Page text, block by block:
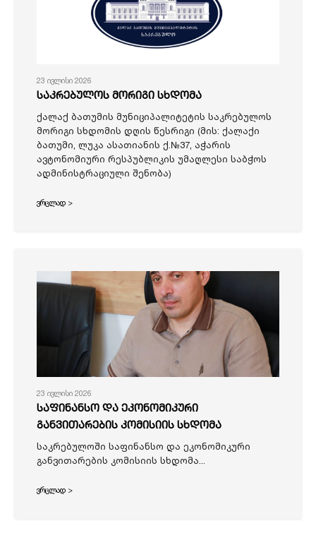
23 ივლისი 2026
საკრებულოს მორიგი სხდომა
ქალაქ ბათუმის მუნიციპალიტეტის საკრებულოს
მორიგი სხდომის დღის წესრიგი (მის: ქალაქი
ბათუმი, ლუკა ასათიანის ქ.№37, აჭარის
ავტონომიური რესპუბლიკის უმაღლესი საბჭოს
ადმინისტრაციული შენობა)
ვრცლად >
23 ივლისი 2026
საფინანსო და ეკონომიკური
განვითარების კომისიის სხდომა
საკრებულოში საფინანსო და ეკონომიკური
განვითარების კომისიის სხდომა...
ვრცლად >